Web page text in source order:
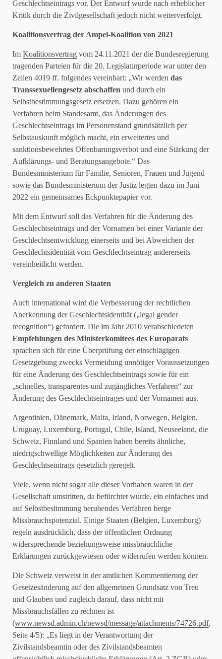
Geschlechtseintrags vor. Der Entwurf wurde nach erheblicher
Kritik durch die Zivilgesellschaft jedoch nicht weiterverfolgt.
Koalitionsvertrag der Ampel-Koalition von 2021
Im Koalitionsvertrag vom 24.11.2021 der die Bundesregierung
tragenden Parteien für die 20. Legislaturperiode war unter den
Zeilen 4019 ff. folgendes vereinbart: „Wir werden das
Transsexuellengesetz abschaffen und durch ein
Selbstbestimmungsgesetz ersetzen. Dazu gehören ein
Verfahren beim Standesamt, das Änderungen des
Geschlechtseintrags im Personenstand grundsätzlich per
Selbstauskunft möglich macht, ein erweitertes und
sanktionsbewehrtes Offenbarungsverbot und eine Stärkung der
Aufklärungs- und Beratungsangebote.“ Das
Bundesministerium für Familie, Senioren, Frauen und Jugend
sowie das Bundesministerium der Justiz legten dazu im Juni
2022 ein gemeinsames Eckpunktepapier vor.
Mit dem Entwurf soll das Verfahren für die Änderung des
Geschlechtseintrags und der Vornamen bei einer Variante der
Geschlechtsentwicklung einerseits und bei Abweichen der
Geschlechtsidentität vom Geschlechtseintrag andererseits
vereinheitlicht werden.
Vergleich zu anderen Staaten
Auch international wird die Verbesserung der rechtlichen
Anerkennung der Geschlechtsidentität („legal gender
recognition“) gefordert. Die im Jahr 2010 verabschiedeten
Empfehlungen des Ministerkomitees des Europarats
sprachen sich für eine Überprüfung der einschlägigen
Gesetzgebung zwecks Vermeidung unnötiger Voraussetzungen
für eine Änderung des Geschlechtseintrags sowie für ein
„schnelles, transparentes und zugängliches Verfahren“ zur
Änderung des Geschlechtseintrages und der Vornamen aus.
Argentinien, Dänemark, Malta, Irland, Norwegen, Belgien,
Uruguay, Luxemburg, Portugal, Chile, Island, Neuseeland, die
Schweiz, Finnland und Spanien haben bereits ähnliche,
niedrigschwellige Möglichkeiten zur Änderung des
Geschlechtseintrags gesetzlich geregelt.
Viele, wenn nicht sogar alle dieser Vorhaben waren in der
Gesellschaft umstritten, da befürchtet wurde, ein einfaches und
auf Selbstbestimmung beruhendes Verfahren berge
Missbrauchspotenzial. Einige Staaten (Belgien, Luxemburg)
regeln ausdrücklich, dass der öffentlichen Ordnung
widersprechende beziehungsweise missbräuchliche
Erklärungen zurückgewiesen oder widerrufen werden können.
Die Schweiz verweist in der amtlichen Kommentierung der
Gesetzesänderung auf den allgemeinen Grundsatz von Treu
und Glauben und zugleich darauf, dass nicht mit
Missbrauchsfällen zu rechnen ist
(www.newsd.admin.ch/newsd/message/attachments/74726.pdf,
Seite 4/5): „Es liegt in der Verantwortung der
Zivilstandsbeamtin oder des Zivilstandsbeamten